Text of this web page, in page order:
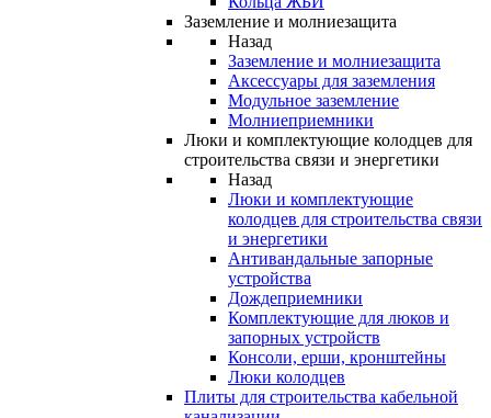
Заземление и молниезащита
Назад
Заземление и молниезащита
Аксессуары для заземления
Модульное заземление
Молниеприемники
Люки и комплектующие колодцев для
строительства связи и энергетики
Назад
Люки и комплектующие
колодцев для строительства связи
и энергетики
Антивандальные запорные
устройства
Дождеприемники
Комплектующие для люков и
запорных устройств
Консоли, ерши, кронштейны
Люки колодцев
Плиты для строительства кабельной